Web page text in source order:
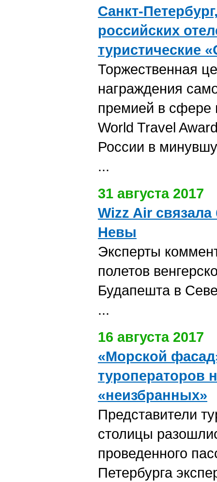
Санкт-
российских
туристические
Торжественная
награждения
премией в сфере
World Travel
России в
...
31 августа 2017
Wizz Air
Невы
Эксперты
полетов
Будапешта в
...
16 августа 2017
«Морской
туроператоров
«неизбранных»
Представители
столицы
проведенного
Петербурга